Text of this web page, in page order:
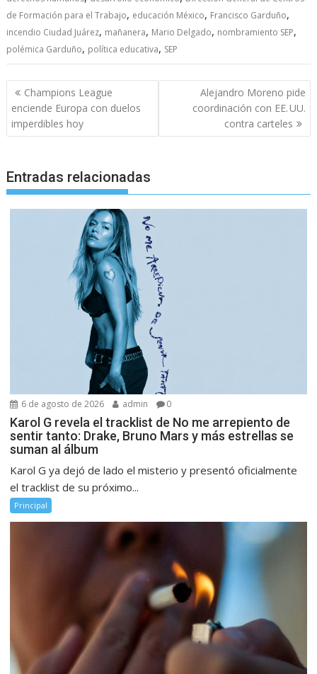
de Formación para el Trabajo, educación México, Francisco Garduño,
incendio Ciudad Juárez, mañanera, Mario Delgado, nombramiento SEP,
polémica Garduño, política educativa, SEP
Navegación
de
entradas
Champions League
enciende Europa con duelos
imperdibles hoy
Alejandro Moreno pide
coordinación con EE. UU.
contra carteles
Entradas relacionadas
6 de agosto de 2026 admin 0
Karol G revela el tracklist de No me arrepiento de
sentir tanto: Drake, Bruno Mars y más estrellas se
suman al álbum
Karol G ya dejó de lado el misterio y presentó oficialmente
el tracklist de su próximo...
Principal